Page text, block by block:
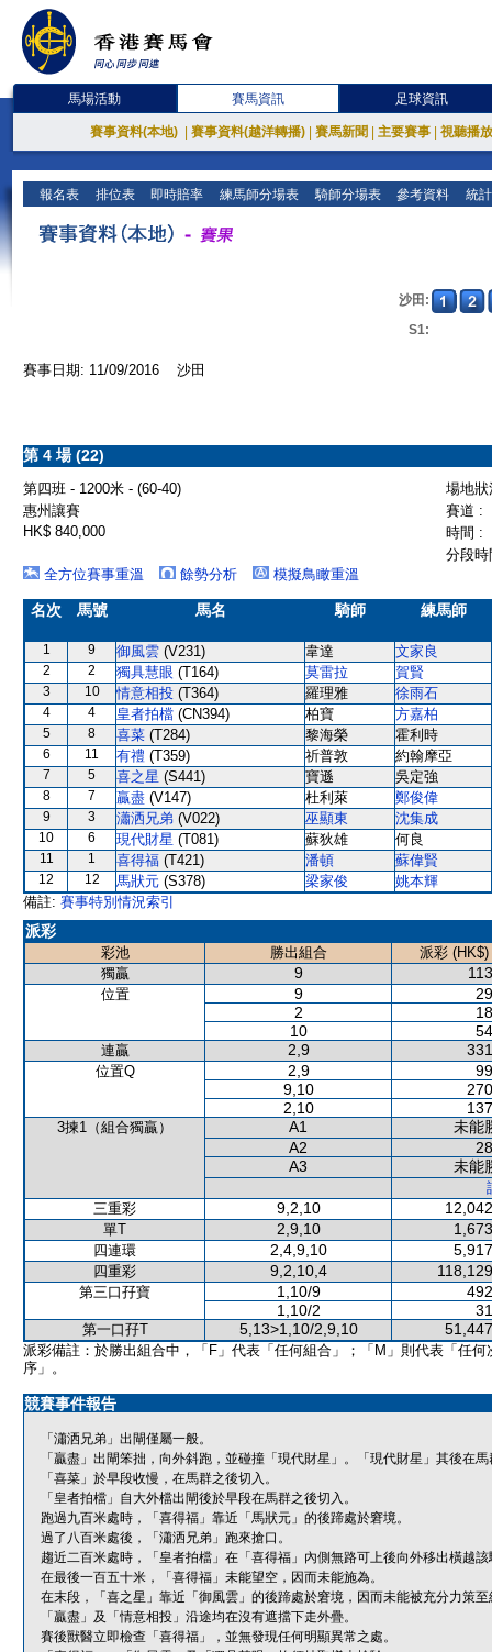
馬場活動 賽馬資訊 足球資訊
賽事資料(本地) 賽事資料(越洋轉播) 賽馬新聞 主要賽事 視聽播
報名表 排位表 即時賠率 練馬師分場表 騎師分場表 參考資料 統
沙田:
S1:
賽事日期: 11/09/2016 沙田
第 4 場 (22)
第四班 - 1200米 - (60-40)
場地
惠州讓賽
賽道 :
HK$ 840,000
時間 :
分段
全方位賽事重溫
餘勢分析 模擬鳥瞰重溫
名次 馬號 馬名 騎師 練馬師
1 9 御風雲 (V231) 韋達 文家良
2 2 獨具慧眼 (T164) 莫雷拉 賀賢
3 10 情意相投 (T364) 羅理雅 徐雨石
4 4 皇者拍檔 (CN394) 柏寶 方嘉柏
5 8 喜菜 (T284) 黎海榮 霍利時
6 11 有禮 (T359) 祈普敦 約翰摩亞
7 5 喜之星 (S441) 寶遜 吳定強
8 7 贏盡 (V147) 杜利萊 鄭俊偉
9 3 瀟洒兄弟 (V022) 巫顯東 沈集成
10 6 現代財星 (T081) 蘇狄雄 何良
11 1 喜得福 (T421) 潘頓 蘇偉賢
12 12 馬狀元 (S378) 梁家俊
姚本輝
備註: 賽事特別情況索引
派彩
彩池 勝出組合
派彩 (HK$)
獨贏
9
位置 9
2
10
連贏 2,9
位置Q 2,9
9,10
2,10
3揀1（組合獨贏） A1
未能
A2
A3
未能
三重彩
9,2,10
單T 2,9,10
四連環 2,4,9,10
四重彩 9,2,10,4
第三口孖寶 1,10/9
1,10/2
第一口孖T 5,13>1,10/2,9,10
派彩備註：於勝出組合中，「F」代表「任何組合」；「M」則代表「任何
序」。
競賽事件報告
「瀟洒兄弟」出閘僅屬一般。
「贏盡」出閘笨拙，向外斜跑，並碰撞「現代財星」。「現代財星」其後在
「喜菜」於早段收慢，在馬群之後切入。
「皇者拍檔」自大外檔出閘後於早段在馬群之後切入。
跑過九百米處時，「喜得福」靠近「馬狀元」的後蹄處於窘境。
過了八百米處後，「瀟洒兄弟」跑來搶口。
趨近二百米處時，「皇者拍檔」在「喜得福」內側無路可上後向外移出橫越
在最後一百五十米，「喜得福」未能望空，因而未能施為。
在末段，「喜之星」靠近「御風雲」的後蹄處於窘境，因而未能被充分力策至
「贏盡」及「情意相投」沿途均在沒有遮擋下走外疊。
賽後獸醫立即檢查「喜得福」，並無發現任何明顯異常之處。